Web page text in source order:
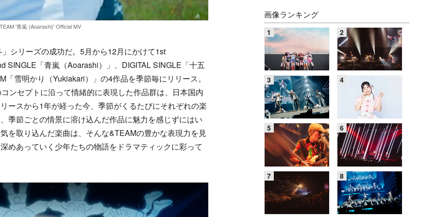
'青嵐 (Aoarashi)' Official MV
シリーズの成功だ。5月から12月にかけて1st
SINGLE「青嵐（Aoarashi）」、DIGITAL SINGLE「十五
雪明かり（Yukiakari）」の4作品を季節毎にリリース。
ンセプトに沿って情緒的に表現した作品群は、日本国内
ースから1年が経った今、季節がくるたびにそれぞれの楽
季節ごとの情景に溶け込んだ作品に魅力を感じずにはい
を取り込んだ楽曲は、そんな&TEAMの豊かな表現力を見
めあっていく少年たちの物語をドラマティックに彩って
画像ランキング